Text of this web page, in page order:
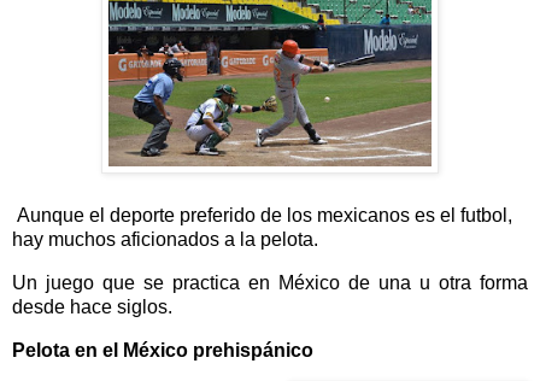
Aunque el deporte preferido de los mexicanos es el futbol,
hay muchos aficionados a la pelota.
Un juego que se practica en México de una u otra forma
desde hace siglos.
Pelota en el México prehispánico